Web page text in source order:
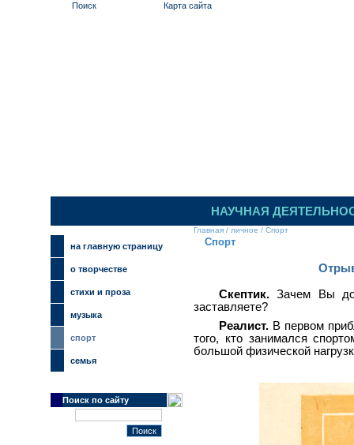
Поиск Карта сайта
НАУЧНАЯ
на главную страницу
о творчестве
стихи и проза
музыка
спорт
семья
Поиск по сайту
Главная / личное / Спорт
Спорт
Скептик. Зачем Вы до
заставляете?
Реалист. В первом
того, кто занимался
большой физической